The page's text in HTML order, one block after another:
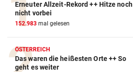
Erneuter Allzeit-Rekord ++ Hitze noch
nicht vorbei
152.983 mal gelesen
ÖSTERREICH
Das waren die heißesten Orte ++ So
geht es weiter
Action-Cam Vergleich
ZUM VERGLEICH
Crosstrainer Vergleich
ZUM VERGLEICH